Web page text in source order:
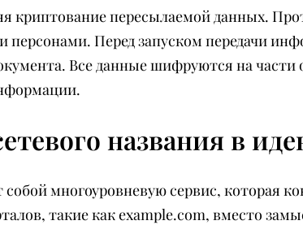
криптование пересылаемой данных.
Перед запуском передачи
Все данные шифруются на
названия в
собой многоуровневую сервис,
такие как example.com, вместо